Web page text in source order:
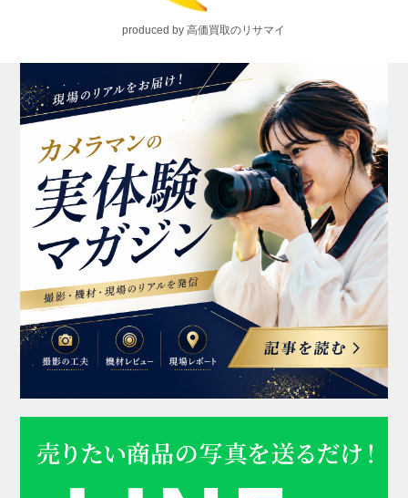
produced by 高価買取のリサマイ